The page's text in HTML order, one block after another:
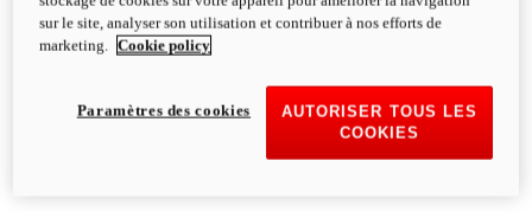
sur le site, analyser son utilisation et contribuer à nos efforts de
marketing.
Cookie policy
AUTORISER TOUS LES
COOKIES
Paramètres des cookies